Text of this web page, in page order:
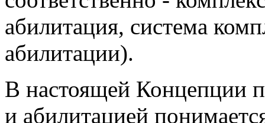
соответственно -
абилитация, система
абилитации).
В настоящей Концепции